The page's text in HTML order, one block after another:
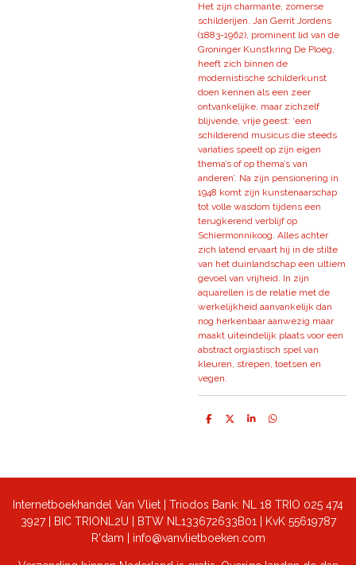
Het zijn charmante, zomerse
schilderijen. Jan Gerrit Jordens
(1883-1962), prominent lid van de
Groninger Kunstkring De Ploeg,
heeft zich binnen de
modernistische schilderkunst
doen kennen als een zeer
ontvankelijke, maar zichzelf
blijvende, vrije geest: ‘een
schilderend musicus die steeds
variaties speelt op zijn eigen
thema’s of op thema’s van
anderen’. Na zijn pensionering in
1948 komt zijn kunstenaarschap
tot volle wasdom tijdens een
terugkerend verblijf op
Schiermonnikoog. Alles achter
zich latend ervaart hij in de stilte
van het duinlandschap een ultiem
gevoel van vrijheid. In zijn
aquarellen is de relatie met de
werkelijkheid aanvankelijk dan
nog herkenbaar aanwezig maar
maakt uiteindelijk plaats voor een
abstract orgiastisch spel van
kleuren, strepen, toetsen en
vegen.
D
D
S
D
Internetboekhandel Van Vliet | Triodos Bank: NL 18 TRIO 025 474
3927 | BIC TRIONL2U | BTW NL133672633B01 | KvK 55619787
R'dam | info@vanvlietboeken.com